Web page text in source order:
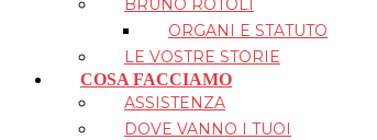
BRUNO ROTOLI
ORGANI E STATUTO
LE VOSTRE STORIE
COSA FACCIAMO
ASSISTENZA
DOVE VANNO I TUOI